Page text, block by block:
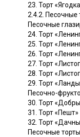
23. Торт
2.4.2. Песочные
Песочные
24. Торт
25. Торт
26. Торт
27. Торт
28. Торт
29. Торт
Песочно-
30. Торт
31. Торт «Пешт»
32. Торт
Песочные